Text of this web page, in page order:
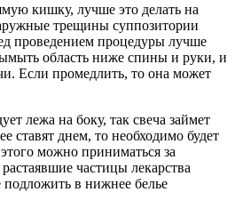
кишку, лучше это делать на
трещины суппозитории
проведением процедуры лучше
область ниже спины и руки, и
Если промедлить, то она может
лежа на боку, так свеча займет
ставят днем, то необходимо будет
можно приниматься за
частицы лекарства
подложить в нижнее белье